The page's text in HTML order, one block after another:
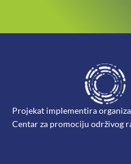
Projekat implementira
Centar za promociju održivog